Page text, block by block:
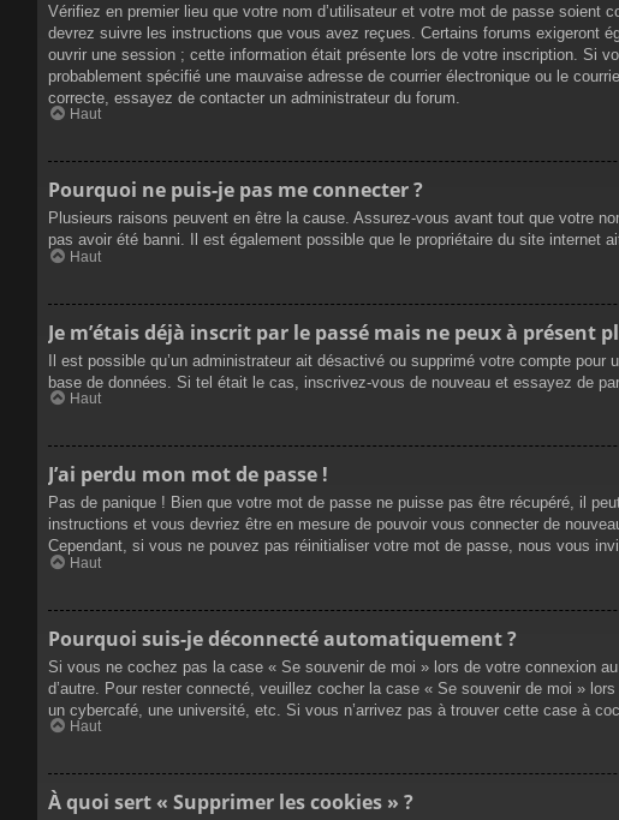
Vérifiez en premier lieu que votre nom d’utilisateur et votre mot de passe
devrez suivre les instructions que vous avez reçues. Certains forums exigeront
ouvrir une session ; cette information était présente lors de votre inscription. Si
probablement spécifié une mauvaise adresse de courrier électronique ou le
correcte, essayez de contacter un administrateur du forum.
Haut
Pourquoi ne puis-je pas me connecter ?
Plusieurs raisons peuvent en être la cause. Assurez-vous avant tout que votre
pas avoir été banni. Il est également possible que le propriétaire du site internet
Haut
Je m’étais déjà inscrit par le passé mais ne peux à présent
Il est possible qu’un administrateur ait désactivé ou supprimé votre compte
base de données. Si tel était le cas, inscrivez-vous de nouveau et essayez de
Haut
J’ai perdu mon mot de passe !
Pas de panique ! Bien que votre mot de passe ne puisse pas être récupéré, il
instructions et vous devriez être en mesure de pouvoir vous connecter de
Cependant, si vous ne pouvez pas réinitialiser votre mot de passe, nous vous
Haut
Pourquoi suis-je déconnecté automatiquement ?
Si vous ne cochez pas la case « Se souvenir de moi » lors de votre connexion
d’autre. Pour rester connecté, veuillez cocher la case « Se souvenir de moi »
un cybercafé, une université, etc. Si vous n’arrivez pas à trouver cette case à
Haut
À quoi sert « Supprimer les cookies » ?